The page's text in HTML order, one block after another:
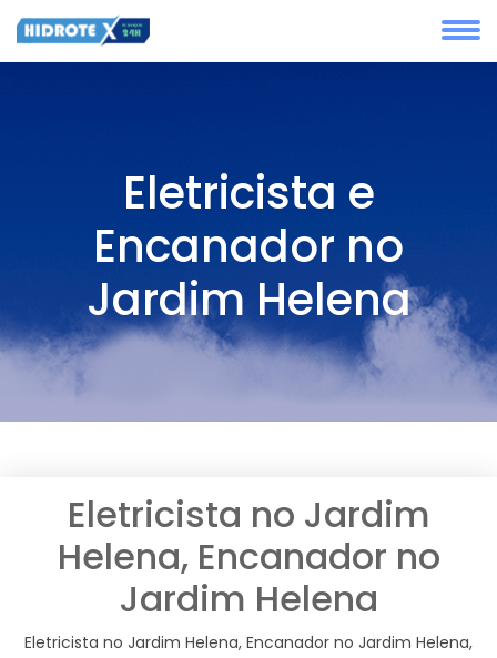
Eletricista e
Encanador no
Jardim Helena
Eletricista no Jardim
Helena, Encanador no
Jardim Helena
Eletricista no Jardim Helena, Encanador no Jardim Helena,